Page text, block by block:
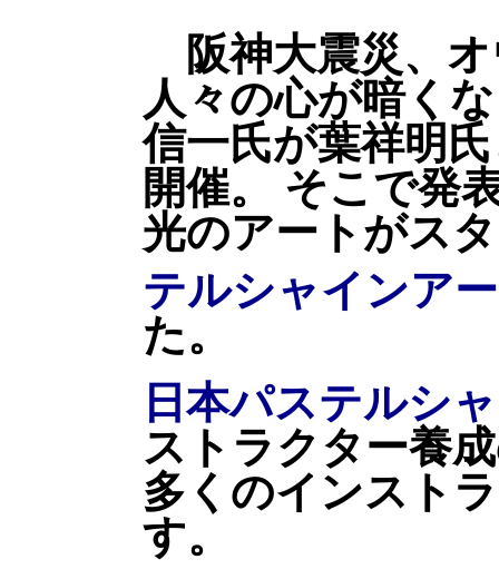
阪神大震災、オ
人々の心が暗く
信一氏が葉祥明
開催。 そこで発
光のアートがス
テルシャインア
た。
日本パステルシ
ストラクター養
多くのインスト
す。